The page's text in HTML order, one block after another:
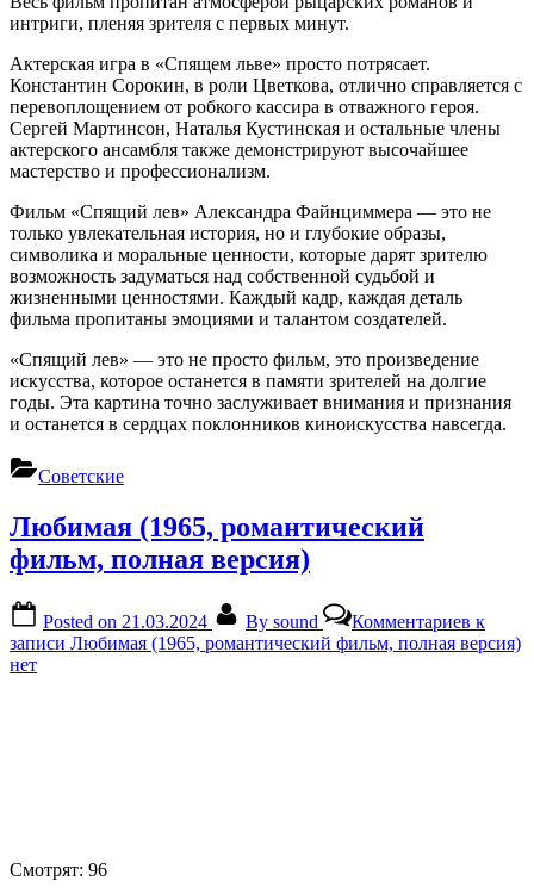
интриги, пленяя зрителя с первых минут.
Актерская игра в «Спящем льве» просто потрясает.
Константин Сорокин, в роли Цветкова, отлично справляется с
перевоплощением от робкого кассира в отважного героя.
Сергей Мартинсон, Наталья Кустинская и остальные члены
актерского ансамбля также демонстрируют высочайшее
мастерство и профессионализм.
Фильм «Спящий лев» Александра Файнциммера — это не
только увлекательная история, но и глубокие образы,
символика и моральные ценности, которые дарят зрителю
возможность задуматься над собственной судьбой и
жизненными ценностями. Каждый кадр, каждая деталь
фильма пропитаны эмоциями и талантом создателей.
«Спящий лев» — это не просто фильм, это произведение
искусства, которое останется в памяти зрителей на долгие
годы. Эта картина точно заслуживает внимания и признания
и останется в сердцах поклонников киноискусства навсегда.
Советские
Любимая (1965, романтический
фильм, полная версия)
Posted on 21.03.2024 By sound Комментариев к
записи Любимая (1965, романтический фильм, полная версия)
нет
Смотрят: 96